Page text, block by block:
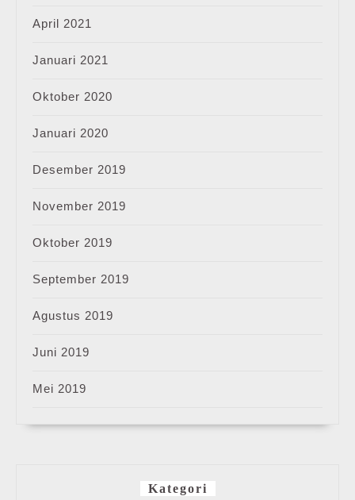
April 2021
Januari 2021
Oktober 2020
Januari 2020
Desember 2019
November 2019
Oktober 2019
September 2019
Agustus 2019
Juni 2019
Mei 2019
Kategori